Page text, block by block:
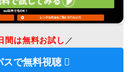
間は無料お試し ／
スで無料視聴